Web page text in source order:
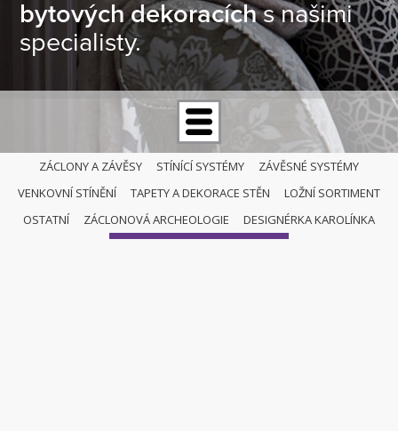
bytových dekoracíchs našimi
specialisty.
ZÁCLONY A ZÁVĚSY STÍNÍCÍ SYSTÉMY
ZÁVĚSNÉ SYSTÉMY
VENKOVNÍ STÍNĚNÍ
TAPETY A DEKORACE STĚN
LOŽNÍ SORTIMENT
OSTATNÍ
ZÁCLONOVÁ ARCHEOLOGIE DESIGNÉRKA KAROLÍNKA
OSTATNÍ